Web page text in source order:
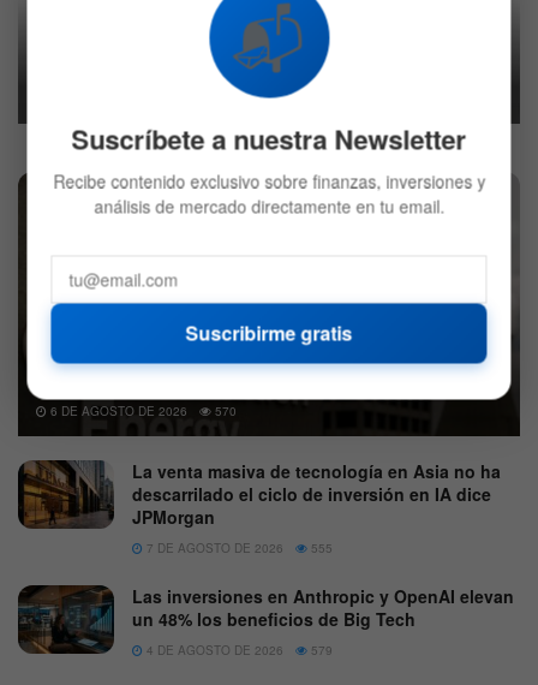
La OECD se prepara para fiscalizar las
transacciones digitales con Bitcoin
540
Constellation Energy reporta un beneficio operativo
ajustado de 2,55 dólares por acción y eleva su guía
anual
6 DE AGOSTO DE 2026 570
La venta masiva de tecnología en Asia no ha
descarrilado el ciclo de inversión en IA dice
JPMorgan
7 DE AGOSTO DE 2026 555
Las inversiones en Anthropic y OpenAI elevan
un 48% los beneficios de Big Tech
4 DE AGOSTO DE 2026 579
📬
Suscríbete a nuestra Newsletter
Recibe contenido exclusivo sobre finanzas, inversiones y
análisis de mercado directamente en tu email.
Suscribirme gratis